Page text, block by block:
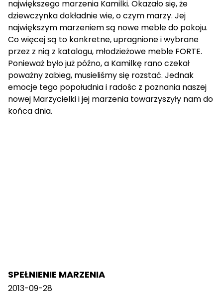
największego marzenia Kamilki. Okazało się, że
dziewczynka dokładnie wie, o czym marzy. Jej
największym marzeniem są nowe meble do pokoju.
Co więcej są to konkretne, upragnione i wybrane
przez z nią z katalogu, młodzieżowe meble FORTE.
Ponieważ było już późno, a Kamilkę rano czekał
poważny zabieg, musieliśmy się rozstać. Jednak
emocje tego popołudnia i radośc z poznania naszej
nowej Marzycielki i jej marzenia towarzyszyły nam do
końca dnia.
SPEŁNIENIE MARZENIA
2013-09-28